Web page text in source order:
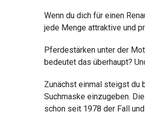
Wenn du dich für einen
jede Menge attraktive und
Pferdestärken unter der
bedeutet das überhaupt?
Zunächst einmal steigst du
Suchmaske einzugeben.
schon seit 1978 der Fall